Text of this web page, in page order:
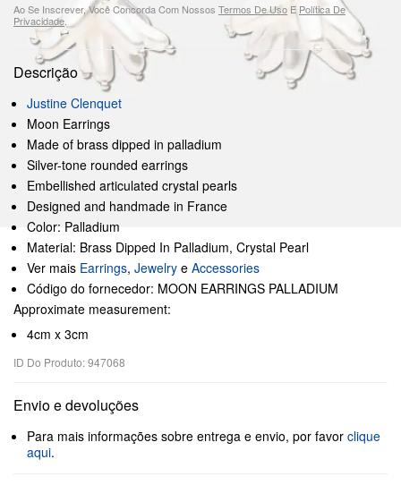
Ao Se Inscrever, Você Concorda Com Nossos Termos De Uso E Política De
Privacidade
Descrição
Justine Clenquet
Moon Earrings
Made of brass dipped in palladium
Silver-tone rounded earrings
Embellished articulated crystal pearls
Designed and handmade in France
Color: Palladium
Material: Brass Dipped In Palladium, Crystal Pearl
Ver mais Earrings, Jewelry e Accessories
Código do fornecedor: MOON EARRINGS PALLADIUM
Approximate measurement:
4cm x 3cm
ID Do Produto: 947068
Envio e devoluções
Para mais informações sobre entrega e envio, por favor clique
aqui.